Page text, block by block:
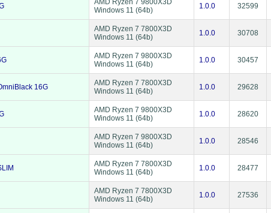
AMD Ryzen 7 9800X3D
Windows 11 (64b)
1.0.0 32599
AMD Ryzen 7 7800X3D
Windows 11 (64b)
1.0.0 30708
AMD Ryzen 7 9800X3D
Windows 11 (64b)
1.0.0 30457
16G
AMD Ryzen 7 7800X3D
Windows 11 (64b)
1.0.0 29628
AMD Ryzen 7 9800X3D
Windows 11 (64b)
1.0.0 28620
AMD Ryzen 7 9800X3D
Windows 11 (64b)
1.0.0 28546
AMD Ryzen 7 7800X3D
Windows 11 (64b)
1.0.0 28477
AMD Ryzen 7 7800X3D
Windows 11 (64b)
1.0.0 27536